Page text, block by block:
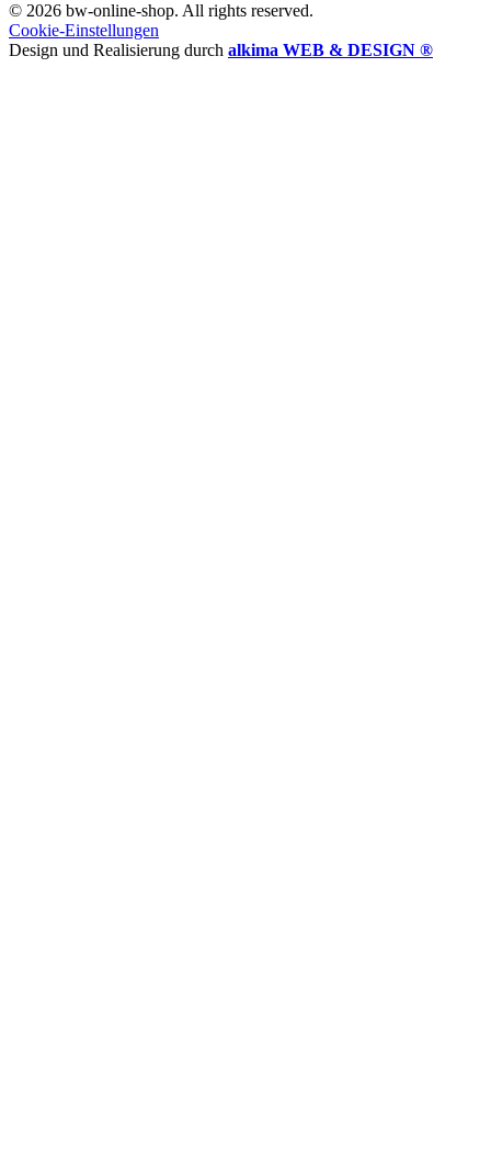
© 2026 bw-online-shop. All rights reserved.
Cookie-Einstellungen
Design und Realisierung durch alkima WEB & DESIGN ®